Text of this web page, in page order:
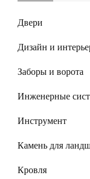
Двери
Дизайн и
Заборы и ворота
Инженерные
Инструмент
Камень для
Кровля